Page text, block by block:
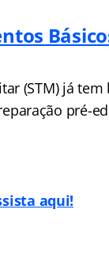
(STM) já
pré-
aqui!